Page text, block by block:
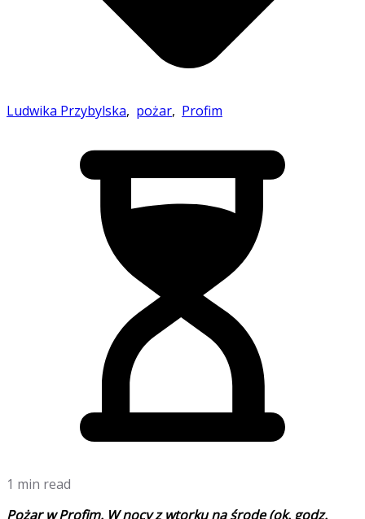
Ludwika Przybylska, pożar, Profim
1 min read
Pożar w Profim. W nocy z wtorku na środę (ok. godz.